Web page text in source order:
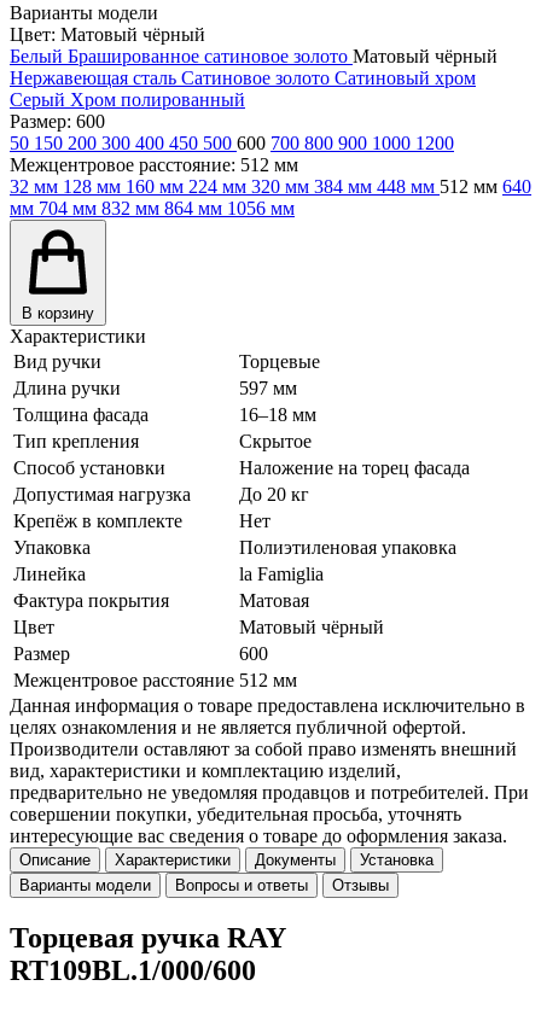
Варианты модели
Цвет: Матовый чёрный
Белый Брашированное сатиновое золото Матовый чёрный
Нержавеющая сталь Сатиновое золото Сатиновый хром
Серый Хром полированный
Размер: 600
50 150 200 300 400 450 500 600 700 800 900 1000 1200
Межцентровое расстояние: 512 мм
32 мм 128 мм 160 мм 224 мм 320 мм 384 мм 448 мм 512 мм 640
мм 704 мм 832 мм 864 мм 1056 мм
В корзину
Характеристики
Вид ручки
Торцевые
Длина ручки
597 мм
Толщина фасада
16–18 мм
Тип крепления
Скрытое
Способ установки
Наложение на торец фасада
Допустимая нагрузка
До 20 кг
Крепёж в комплекте
Нет
Упаковка
Полиэтиленовая упаковка
Линейка
la Famiglia
Фактура покрытия
Матовая
Цвет
Матовый чёрный
Размер
600
Межцентровое расстояние 512 мм
Данная информация о товаре предоставлена исключительно в
целях ознакомления и не является публичной офертой.
Производители оставляют за собой право изменять внешний
вид, характеристики и комплектацию изделий,
предварительно не уведомляя продавцов и потребителей. При
совершении покупки, убедительная просьба, уточнять
интересующие вас сведения о товаре до оформления заказа.
Описание Характеристики Документы
Установка
Варианты модели
Вопросы и ответы Отзывы
Торцевая ручка RAY
RT109BL.1/000/600